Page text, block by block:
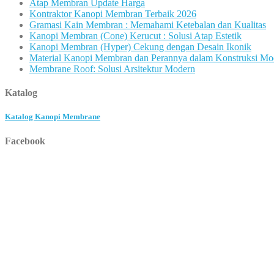
Atap Membran Update Harga
Kontraktor Kanopi Membran Terbaik 2026
Gramasi Kain Membran : Memahami Ketebalan dan Kualitas
Kanopi Membran (Cone) Kerucut : Solusi Atap Estetik
Kanopi Membran (Hyper) Cekung dengan Desain Ikonik
Material Kanopi Membran dan Perannya dalam Konstruksi
Membrane Roof: Solusi Arsitektur Modern
Katalog
Katalog Kanopi Membrane
Facebook